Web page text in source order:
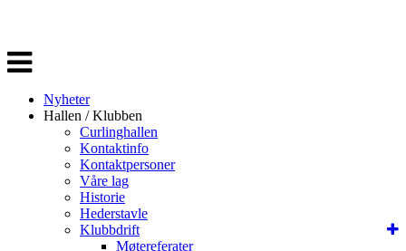
Veksle
navigasjon
Nyheter
Hallen / Klubben
Curlinghallen
Kontaktinfo
Kontaktpersoner
Våre lag
Historie
Hederstavle
Klubbdrift
Møtereferater